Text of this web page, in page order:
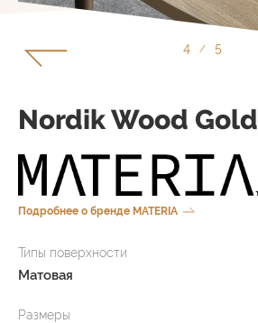
5 / 5
Nordik Wood Gold
Подробнее о бренде MATERIA
Типы поверхности
Матовая
Размеры